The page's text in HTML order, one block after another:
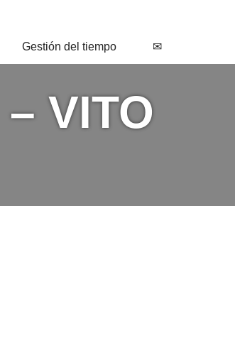
Gestión del tiempo ✉
VITO